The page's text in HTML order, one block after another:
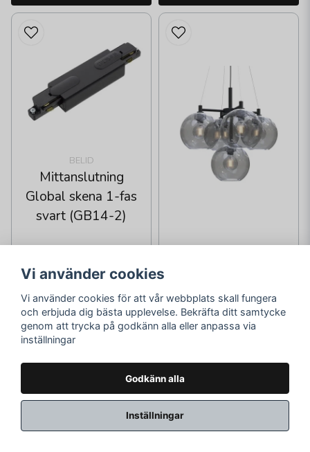
BELID
Mittanslutning
Global skena 1-fas
svart (GB14-2)
259 kr
Skickas inom 2-10
svart
12 795 kr
Vi använder cookies
Vi använder cookies för att vår webbplats skall fungera
och erbjuda dig bästa upplevelse. Bekräfta ditt samtycke
genom att trycka på godkänn alla eller anpassa via
inställningar
Godkänn alla
Inställningar